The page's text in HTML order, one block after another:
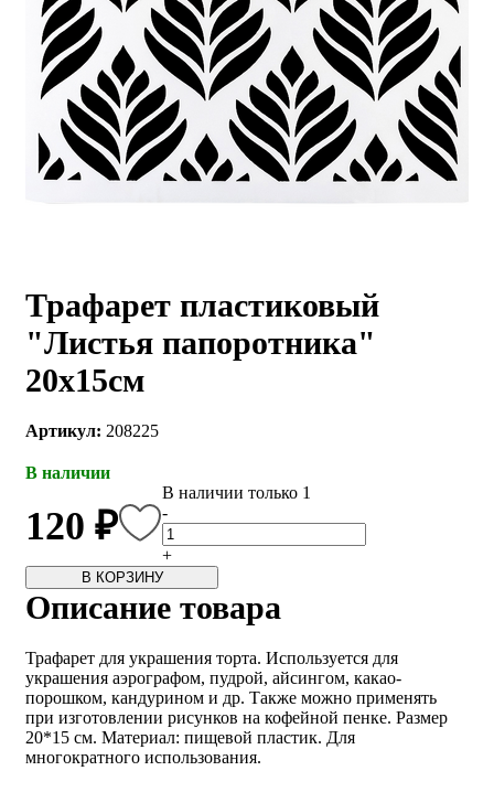
Трафарет пластиковый
"Листья папоротника"
20х15см
Артикул: 208225
В наличии
120 ₽
В наличии только 1
-
+
В КОРЗИНУ
Описание товара
Трафарет для украшения торта. Используется для
украшения аэрографом, пудрой, айсингом, какао-
порошком, кандурином и др. Также можно применять
при изготовлении рисунков на кофейной пенке. Размер
20*15 см. Материал: пищевой пластик. Для
многократного использования.